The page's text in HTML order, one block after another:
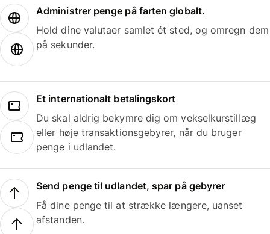
Administrer penge på farten globalt.
Hold dine valutaer samlet ét sted, og omregn dem
på sekunder.
Et internationalt betalingskort
Du skal aldrig bekymre dig om vekselkurstillæg
eller høje transaktionsgebyrer, når du bruger
penge i udlandet.
Send penge til udlandet, spar på gebyrer
Få dine penge til at strække længere, uanset
afstanden.